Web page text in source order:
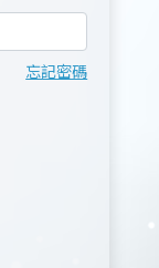
忘記密碼